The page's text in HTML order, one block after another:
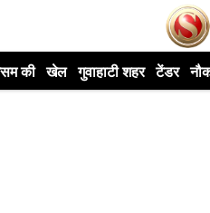
की खेल गुवाहाटी शहर टेंडर